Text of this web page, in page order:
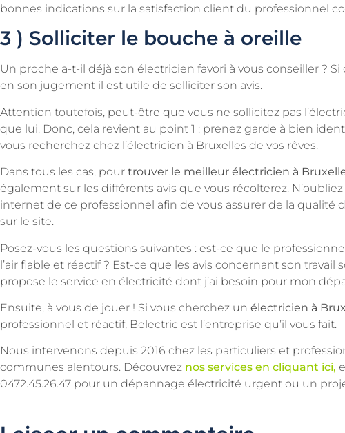
bonnes indications sur la satisfaction client du professionnel
3 ) Solliciter le bouche à oreille
Un proche a-t-il déjà son électricien favori à vous conseiller ? Si
en son jugement il est utile de solliciter son avis.
Attention toutefois, peut-être que vous ne sollicitez pas
que lui. Donc, cela revient au point 1 : prenez garde à bien
vous recherchez chez l’électricien à Bruxelles de vos rêves.
Dans tous les cas, pour trouver le meilleur électricien à
également sur les différents avis que vous récolterez.
internet de ce professionnel afin de vous assurer de la qualité
sur le site.
Posez-vous les questions suivantes : est-ce que le
l’air fiable et réactif ? Est-ce que les avis concernant son travail
propose le service en électricité dont j’ai besoin pour mon
Ensuite, à vous de jouer ! Si vous cherchez un électricien à
professionnel et réactif, Belectric est l’entreprise qu’il vous fait.
Nous intervenons depuis 2016 chez les particuliers et
communes alentours. Découvrez nos services en cliquant ici,
0472.45.26.47 pour un dépannage électricité urgent ou un